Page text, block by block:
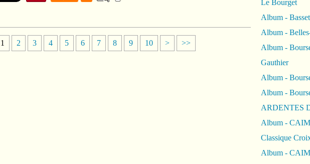
1 2 3 4 5 6 7 8 9 10
2
3
4
5
6
> >>
Le Bourget
Album -
Album -
Album -
Gauthier
Album -
Album -
ARDENTES
Album -
Classique
Album -